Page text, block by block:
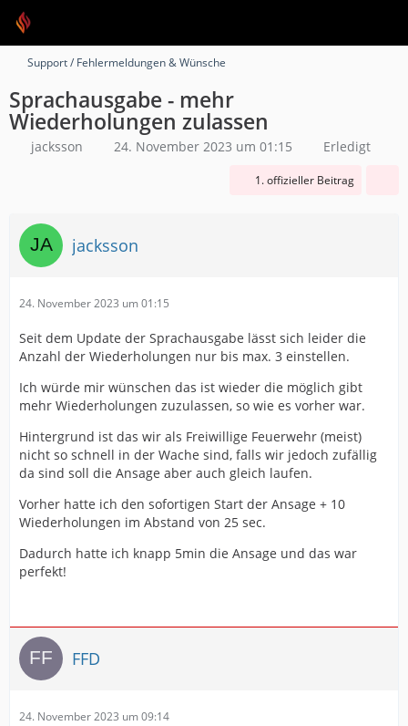
Support / Fehlermeldungen & Wünsche
Sprachausgabe - mehr
Wiederholungen zulassen
jacksson 24. November 2023 um 01:15 Erledigt
1. offizieller Beitrag
jacksson
24. November 2023 um 01:15
Seit dem Update der Sprachausgabe lässt sich leider die
Anzahl der Wiederholungen nur bis max. 3 einstellen.
Ich würde mir wünschen das ist wieder die möglich gibt
mehr Wiederholungen zuzulassen, so wie es vorher war.
Hintergrund ist das wir als Freiwillige Feuerwehr (meist)
nicht so schnell in der Wache sind, falls wir jedoch zufällig
da sind soll die Ansage aber auch gleich laufen.
Vorher hatte ich den sofortigen Start der Ansage + 10
Wiederholungen im Abstand von 25 sec.
Dadurch hatte ich knapp 5min die Ansage und das war
perfekt!
FFD
24. November 2023 um 09:14